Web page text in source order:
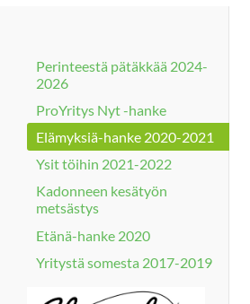
Perinteestä pätäkkää 2024-
2026
ProYritys Nyt -hanke
Elämyksiä-hanke 2020-2021
Ysit töihin 2021-2022
Kadonneen kesätyön
metsästys
Etänä-hanke 2020
Yritystä somesta 2017-2019